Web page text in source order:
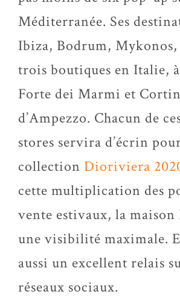
Méditerranée. Ses
Ibiza, Bodrum, Mykonos,
trois boutiques en Italie,
Forte dei Marmi et
d’Ampezzo. Chacun de
stores servira d’écrin
collection Dioriviera
cette multiplication des
vente estivaux, la maison
une visibilité maximale.
aussi un excellent relais
réseaux sociaux.